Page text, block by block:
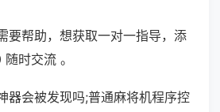
要帮助，想获取一对一指导，添
时交流 。
器会被发现吗;普通麻将机程序控